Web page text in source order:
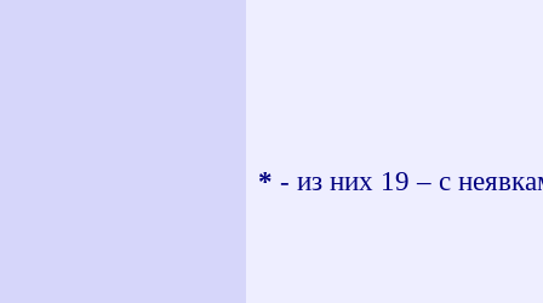
* - из них 19 – с